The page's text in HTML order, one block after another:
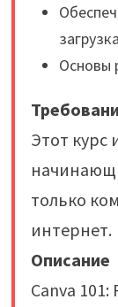
Основы
Этот курс
только
интернет.
Описание
Canva